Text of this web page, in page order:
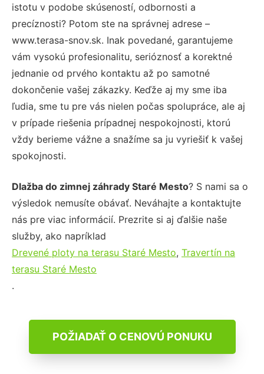
istotu v podobe skúseností, odbornosti a
precíznosti? Potom ste na správnej adrese –
www.terasa-snov.sk. Inak povedané, garantujeme
vám vysokú profesionalitu, serióznosť a korektné
jednanie od prvého kontaktu až po samotné
dokončenie vašej zákazky. Keďže aj my sme iba
ľudia, sme tu pre vás nielen počas spolupráce, ale aj
v prípade riešenia prípadnej nespokojnosti, ktorú
vždy berieme vážne a snažíme sa ju vyriešiť k vašej
spokojnosti.
Dlažba do zimnej záhrady Staré Mesto? S nami sa o
výsledok nemusíte obávať. Neváhajte a kontaktujte
nás pre viac informácií. Prezrite si aj ďalšie naše
služby, ako napríklad
Drevené ploty na terasu Staré Mesto, Travertín na
terasu Staré Mesto
.
POŽIADAŤ O CENOVÚ PONUKU